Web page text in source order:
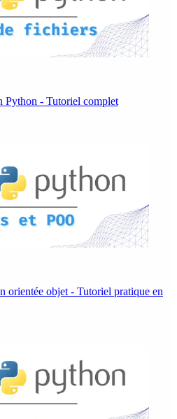
Python - Tutoriel complet
orientée objet - Tutoriel pratique en